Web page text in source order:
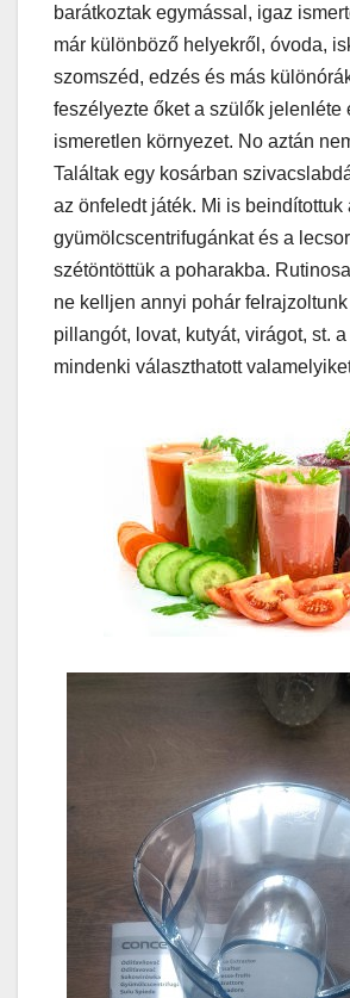
barátkoztak egymással, igaz
már különböző helyekről, óvoda,
szomszéd, edzés és más
feszélyezte őket a szülők jelenléte
ismeretlen környezet. No aztán
Találtak egy kosárban
az önfeledt játék. Mi is beindítottuk
gyümölcscentrifugánkat és a
szétöntöttük a poharakba.
ne kelljen annyi pohár
pillangót, lovat, kutyát, virágot, st.
mindenki választhatott